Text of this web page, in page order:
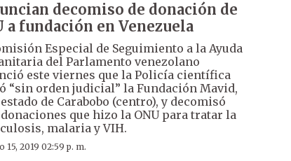
decomiso de donación de
a fundación en Venezuela
Especial de Seguimiento a la Ayuda
del Parlamento venezolano
este viernes que la Policía científica
“sin orden judicial” la Fundación Mavid,
de Carabobo (centro), y decomisó
que hizo la ONU para tratar la
malaria y VIH.
15, 2019 02:59 p. m.